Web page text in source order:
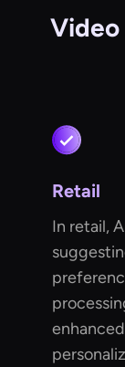
Retail
In retail,